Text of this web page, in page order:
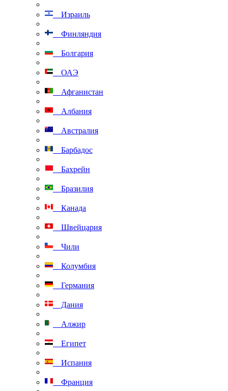
Израиль
Финляндия
Болгария
ОАЭ
Афганистан
Албания
Австралия
Барбадос
Бахрейн
Бразилия
Канада
Швейцария
Чили
Колумбия
Германия
Дания
Алжир
Египет
Испания
Франция